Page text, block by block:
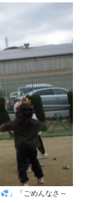
」「ごめんなさ～